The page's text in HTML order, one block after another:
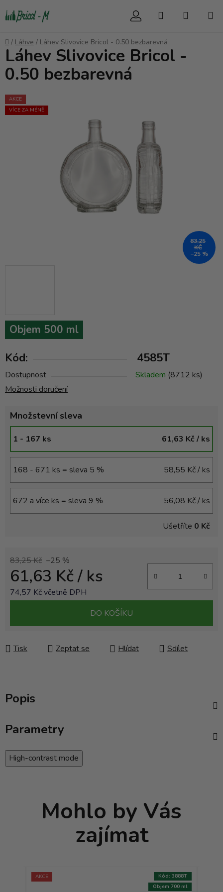
na
Hledat
Domů
/ Láhve / Láhev Slivovice Bricol - 0.50 bezbarevná
Objem 500 ml
Kód: 4585T
Dostupnost Skladem (8712 ks)
Možnosti doručení
Množstevní sleva
1 - 167 ks 61,63 Kč/ ks
168 - 671 ks = sleva 5 % 58,55 Kč/ ks
672 a více ks = sleva 9 % 56,08 Kč/ ks
Ušetříte 0 Kč
83,25 Kč –25 %
61,63 Kč/ ks
74,57 Kč včetně DPH
DO KOŠÍKU
Tisk Zeptat se Hlídat Sdílet
Láhev Slivovice Bricol -
0.50 bezbarevná
AKCE
VÍCE ZA MÉNĚ
83,25
KČ
–25 %
Popis
Parametry
High-contrast mode
Mohlo by Vás
zajímat
AKCE
Objem 700 ml
Kód: 3888T